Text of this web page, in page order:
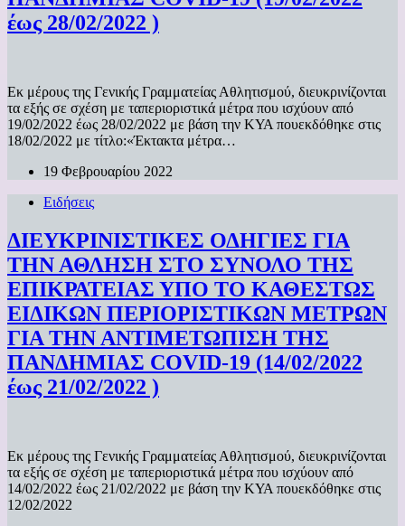
έως 28/02/2022 )
Εκ μέρους της Γενικής Γραμματείας Αθλητισμού, διευκρινίζονται
τα εξής σε σχέση με ταπεριοριστικά μέτρα που ισχύουν από
19/02/2022 έως 28/02/2022 με βάση την ΚΥΑ πουεκδόθηκε στις
18/02/2022 με τίτλο:«Έκτακτα μέτρα…
19 Φεβρουαρίου 2022
Ειδήσεις
ΔΙΕΥΚΡΙΝΙΣΤΙΚΕΣ ΟΔΗΓΙΕΣ ΓΙΑ
ΤΗΝ ΑΘΛΗΣΗ ΣΤΟ ΣΥΝΟΛΟ ΤΗΣ
ΕΠΙΚΡΑΤΕΙΑΣ ΥΠΟ ΤΟ ΚΑΘΕΣΤΩΣ
ΕΙΔΙΚΩΝ ΠΕΡΙΟΡΙΣΤΙΚΩΝ ΜΕΤΡΩΝ
ΓΙΑ ΤΗΝ ΑΝΤΙΜΕΤΩΠΙΣΗ ΤΗΣ
ΠΑΝΔΗΜΙΑΣ COVID-19 (14/02/2022
έως 21/02/2022 )
Εκ μέρους της Γενικής Γραμματείας Αθλητισμού, διευκρινίζονται
τα εξής σε σχέση με ταπεριοριστικά μέτρα που ισχύουν από
14/02/2022 έως 21/02/2022 με βάση την ΚΥΑ πουεκδόθηκε στις
12/02/2022